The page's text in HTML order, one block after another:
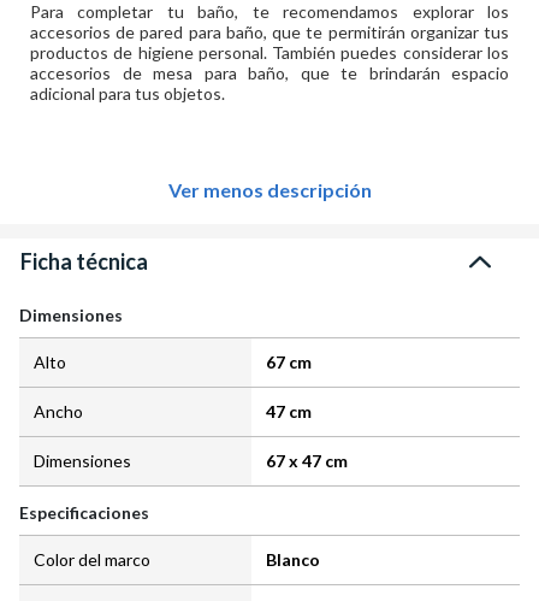
Para completar tu baño, te recomendamos explorar los
accesorios de pared para baño, que te permitirán organizar tus
productos de higiene personal. También puedes considerar los
accesorios de mesa para baño, que te brindarán espacio
adicional para tus objetos.
Ver menos descripción
Ficha técnica
Dimensiones
Alto 67 cm
Ancho 47 cm
Dimensiones 67 x 47 cm
Especificaciones
Color del marco Blanco